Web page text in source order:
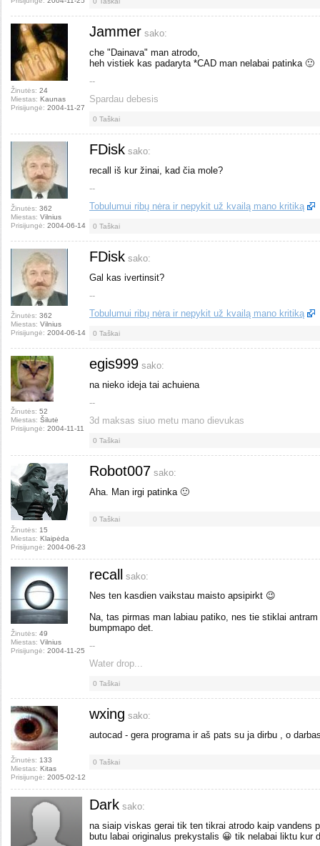
Žinutės: 24
Miestas: Kaunas
Prisijungė: 2004-11-27
Jammer sako:
che "Dainava" man atrodo,
heh vistiek kas padaryta *CAD man nelabai patinka 🙂
--
Spardau debesis
0 Taškai
Žinutės: 362
Miestas: Vilnius
Prisijungė: 2004-06-14
FDisk sako:
recall iš kur žinai, kad čia mole?
--
Tobulumui ribų nėra ir nepykit už kvailą mano kritiką
0 Taškai
Žinutės: 362
Miestas: Vilnius
Prisijungė: 2004-06-14
FDisk sako:
Gal kas ivertinsit?
--
Tobulumui ribų nėra ir nepykit už kvailą mano kritiką
0 Taškai
Žinutės: 52
Miestas: Šilutė
Prisijungė: 2004-11-11
egis999 sako:
na nieko ideja tai achuiena
--
3d maksas siuo metu mano dievukas
0 Taškai
Žinutės: 15
Miestas: Klaipėda
Prisijungė: 2004-06-23
Robot007 sako:
Aha. Man irgi patinka 🙂
0 Taškai
Žinutės: 49
Miestas: Vilnius
Prisijungė: 2004-11-25
recall
sako:
Nes ten kasdien vaikstau maisto apsipirkt 😉
Na, tas pirmas man labiau patiko, nes tie stiklai
bumpmapo det.
--
Water drop...
0 Taškai
Žinutės: 133
Miestas: Kitas
Prisijungė: 2005-02-12
wxing sako:
autocad - gera programa ir aš pats su ja dirbu , o
0 Taškai
Dark sako:
na siaip viskas gerai tik ten tikrai atrodo kaip vandens
butu labai originalus prekystalis 😀 tik nelabai liktu kur